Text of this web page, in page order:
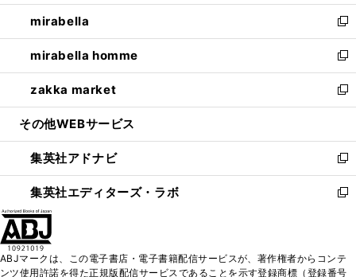
開
く
ウ
で
開
く
ン
ド
ウ
で
開
く
ウ
ィ
ン
ド
ウ
で
開
し
い
ウ
ィ
ン
ド
ウ
開
く
mirabella
新
し
い
ウ
ィ
ン
ウ
で
開
く
mirabella homme
新
し
い
ウ
ン
ド
ウ
で
zakka market
新
し
ウ
ィ
ン
ド
く
その他WEBサービス
集英社アドナビ
新
し
い
ド
集英社エディターズ・ラボ
新
ィ
ABJマークは、この電子書店・電子書籍配信サービスが、著作権者からコンテ
ンツ使用許諾を得た正規版配信サービスであることを示す登録商標（登録番号